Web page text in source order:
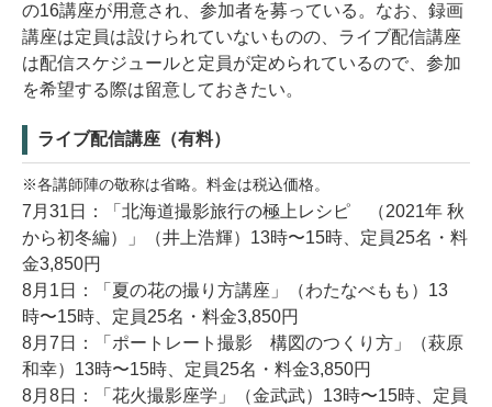
の16講座が用意され、参加者を募っている。なお、録画
講座は定員は設けられていないものの、ライブ配信講座
は配信スケジュールと定員が定められているので、参加
を希望する際は留意しておきたい。
ライブ配信講座（有料）
※各講師陣の敬称は省略。料金は税込価格。
7月31日：「北海道撮影旅行の極上レシピ （2021年 秋
から初冬編）」（井上浩輝）13時〜15時、定員25名・料
金3,850円
8月1日：「夏の花の撮り方講座」（わたなべもも）13
時〜15時、定員25名・料金3,850円
8月7日：「ポートレート撮影 構図のつくり方」（萩原
和幸）13時〜15時、定員25名・料金3,850円
8月8日：「花火撮影座学」（金武武）13時〜15時、定員